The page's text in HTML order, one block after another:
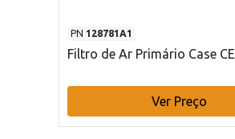
PN 128781A1
Filtro de Ar Primário Case CE
Ver Preço